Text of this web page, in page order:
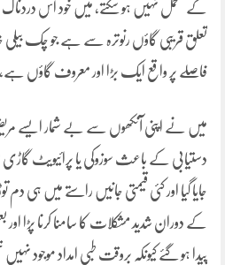
کے متحمل نہیں ہو سکتے، میں خود اس دردناک
تعلق قریبی گاؤں رنوترہ سے ہے جو چک
فاصلے پر واقع ایک بڑا اور معروف گاؤں ہے،
میں نے اپنی آنکھوں سے بے شمار ایسے
دستیابی کے باعث سوزوکی یا پرائیویٹ
جایا گیا اور کئی قیمتی جانیں راستے میں ہی دم
کے دوران شدید مشکلات کا سامنا کرنا پڑا
پیدا ہو گئے کیونکہ بروقت طبی امداد موجود